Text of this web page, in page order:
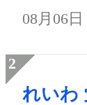
08月06日
れいわ